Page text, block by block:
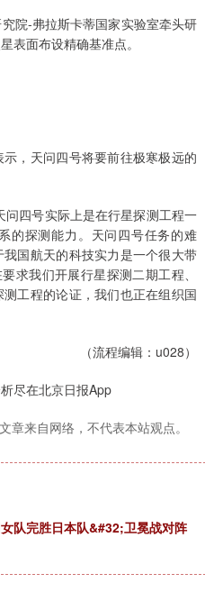
院-弗拉斯卡蒂国家实验室牵头研
表面布设精确基准点。
，天问四号将要前往极寒极远的
四号实际上是在行星探测工程一
的探测能力。天问四号任务的难
国航天的科技实力是一个很大带
求我们开展行星探测二期工程、
工程的论证，我们也正在组织国
（流程编辑：u028）
尽在北京日报App
章来自网络，不代表本站观点。
队完胜日本队&#32;卫冕战对阵